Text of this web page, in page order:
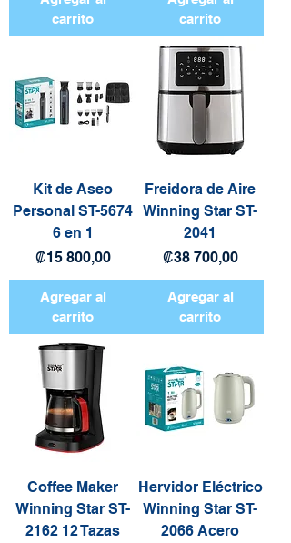
carrito
carrito
Kit de Aseo
Personal ST-5674
6 en 1
Precio
₡15 800,00
Agregar al
carrito
Freidora de Aire
Winning Star ST-
2041
Precio
₡38 700,00
Agregar al
carrito
Coffee Maker
Winning Star ST-
2162 12 Tazas
Hervidor Eléctrico
Winning Star ST-
2066 Acero